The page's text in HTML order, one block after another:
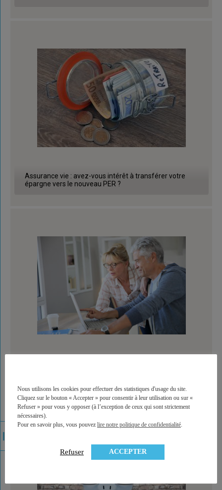
Assurance vie : avez-vous intérêt à transférer votre
épargne vers le nouveau PER ?
Nous utilisons les cookies pour effectuer des statistiques d'usage du site.
Cliquez sur le bouton « Accepter » pour consentir à leur utilisation ou sur «
Refuser » pour vous y opposer (à l’exception de ceux qui sont strictement
nécessaires).
Pour en savoir plus, vous pouvez lire notre politique de confidentialité
Refuser ACCEPTER